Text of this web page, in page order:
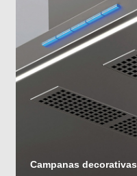
Campanas decorativas